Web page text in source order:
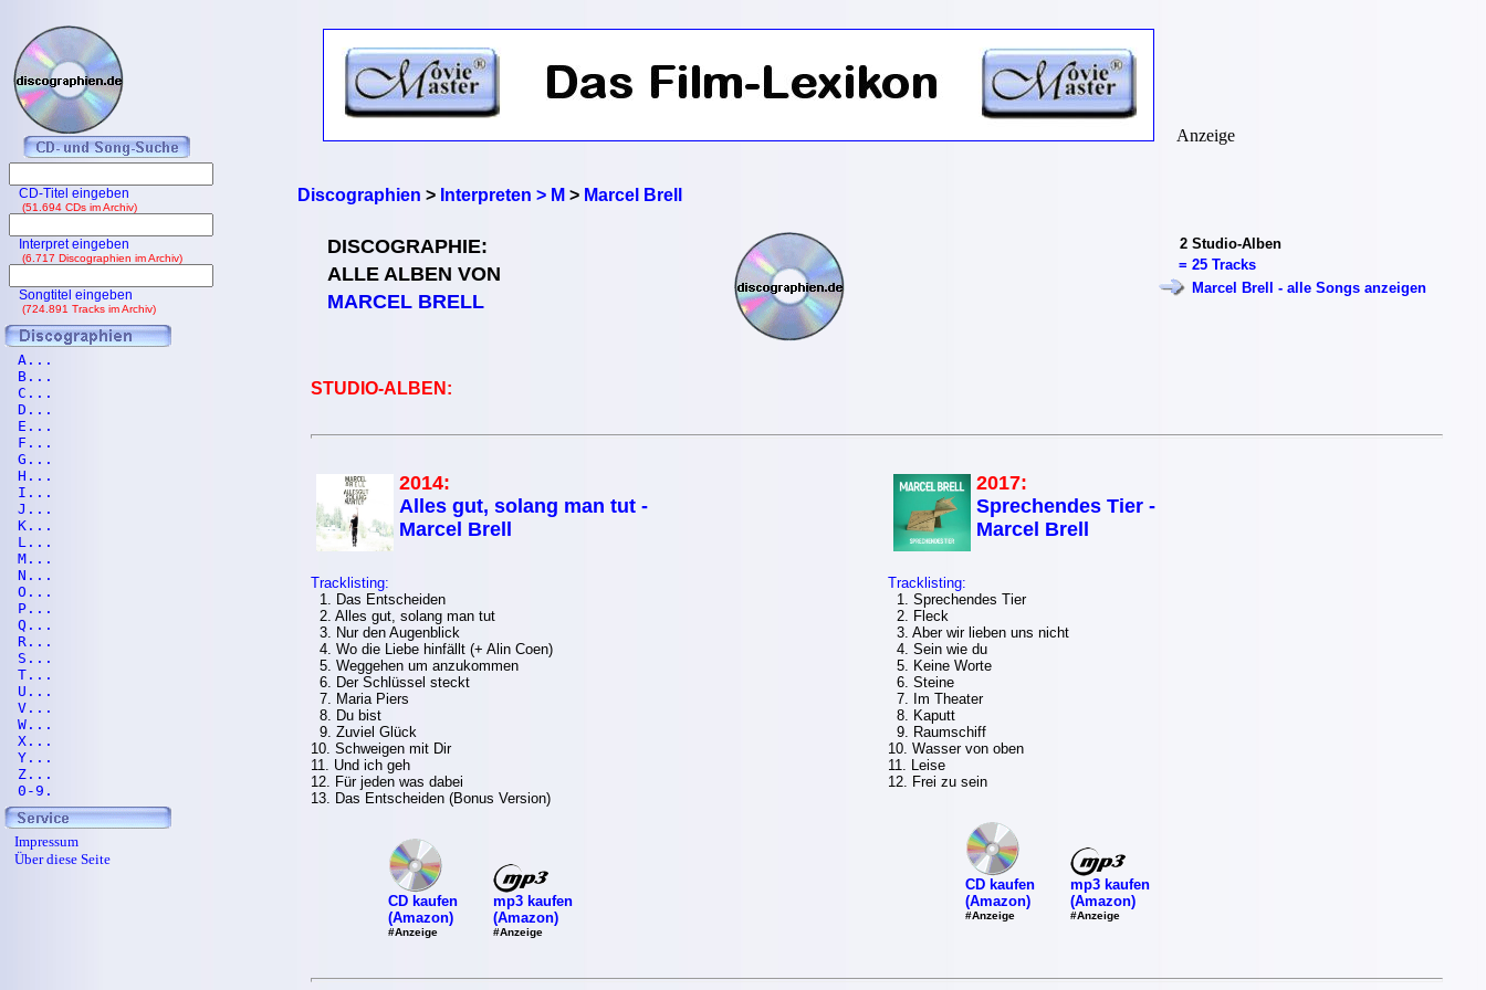
Discographien > Interpreten > M > Marcel Brell
DISCOGRAPHIE:
ALLE ALBEN VON
MARCEL BRELL
2 Studio-Alben
= 25 Tracks
Marcel Brell - alle Songs anzeigen
STUDIO-ALBEN:
2014:
Alles gut, solang man tut -
Marcel Brell
Tracklisting:
1. Das Entscheiden
2. Alles gut, solang man tut
3. Nur den Augenblick
4. Wo die Liebe hinfällt (+ Alin Coen)
5. Weggehen um anzukommen
6. Der Schlüssel steckt
7. Maria Piers
8. Du bist
9. Zuviel Glück
10. Schweigen mit Dir
11. Und ich geh
12. Für jeden was dabei
13. Das Entscheiden (Bonus Version)
CD kaufen
(Amazon)
#Anzeige
mp3 kaufen
(Amazon)
#Anzeige
2017:
Sprechendes Tier -
Marcel Brell
Tracklisting:
1. Sprechendes Tier
2. Fleck
3. Aber wir lieben uns nicht
4. Sein wie du
5. Keine Worte
6. Steine
7. Im Theater
8. Kaputt
9. Raumschiff
10. Wasser von oben
11. Leise
12. Frei zu sein
CD kaufen
(Amazon)
#Anzeige
mp3 kaufen
(Amazon)
#Anzeige
Anzeige
CD-Titel eingeben
(51.694 CDs im Archiv)
Interpret eingeben
(6.717 Discographien im Archiv)
Songtitel eingeben
(724.891 Tracks im Archiv)
A...
B...
C...
D...
E...
F...
G...
H...
I...
J...
K...
L...
M...
N...
O...
P...
Q...
R...
S...
T...
U...
V...
W...
X...
Y...
Z...
0-9.
Impressum
Über diese Seite